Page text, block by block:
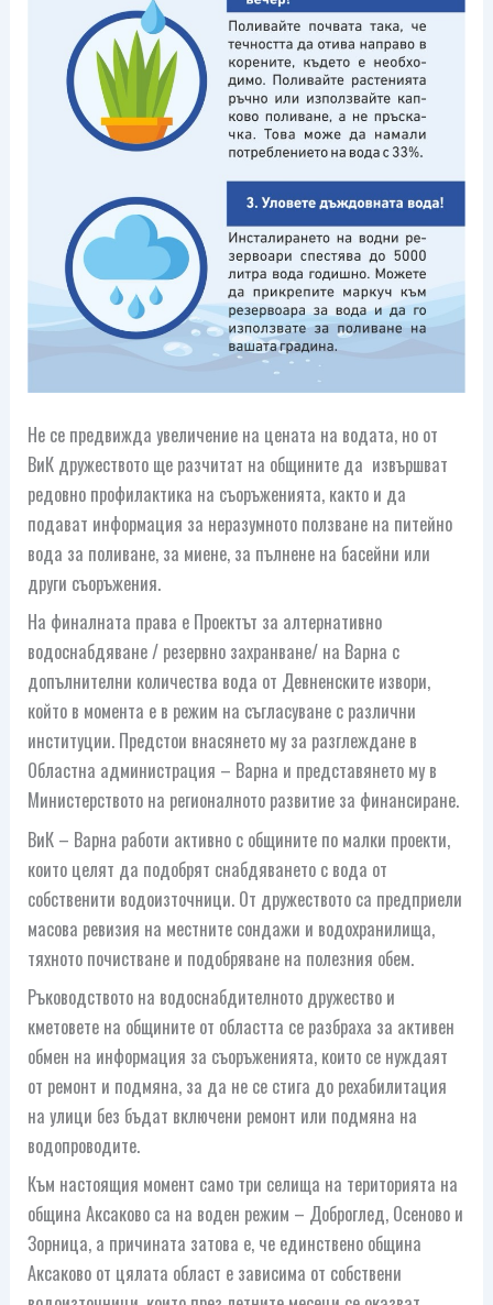
Не се предвижда увеличение на цената на водата, но от
ВиК дружеството ще разчитат на общините да извършват
редовно профилактика на съоръженията, както и да
подават информация за неразумното ползване на питейно
вода за поливане, за миене, за пълнене на басейни или
други съоръжения.
На финалната права е Проектът за алтернативно
водоснабдяване / резервно захранване/ на Варна с
допълнителни количества вода от Девненските извори,
който в момента е в режим на съгласуване с различни
институции. Предстои внасянето му за разглеждане в
Областна администрация – Варна и представянето му в
Министерството на регионалното развитие за финансиране.
ВиК – Варна работи активно с общините по малки проекти,
които целят да подобрят снабдяването с вода от
собственити водоизточници. От дружеството са предприели
масова ревизия на местните сондажи и водохранилища,
тяхното почистване и подобряване на полезния обем.
Ръководството на водоснабдителното дружество и
кметовете на общините от областта се разбраха за активен
обмен на информация за съоръженията, които се нуждаят
от ремонт и подмяна, за да не се стига до рехабилитация
на улици без бъдат включени ремонт или подмяна на
водопроводите.
Към настоящия момент само три селища на територията на
община Аксаково са на воден режим – Доброглед, Осеново и
Зорница, а причината затова е, че единствено община
Аксаково от цялата област е зависима от собствени